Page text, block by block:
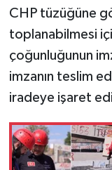
CHP tüzüğüne
toplanabilmesi
çoğunluğunun
imzanın teslim
iradeye işaret